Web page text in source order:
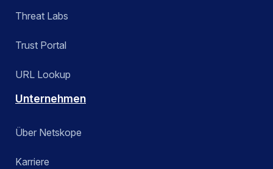
Threat Labs
Trust Portal
URL Lookup
Unternehmen
Über Netskope
Karriere